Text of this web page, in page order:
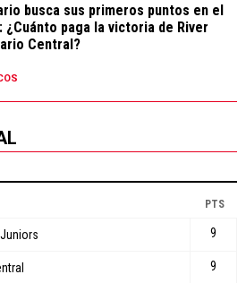
busca sus primeros puntos en el
¿Cuánto paga la victoria de River
Central?